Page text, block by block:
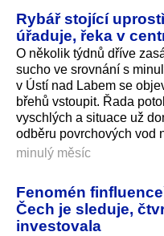
Rybář stojící
úřaduje, řeka v
O několik týdnů dříve
sucho ve srovnání s
v Ústí nad Labem se
břehů vstoupit. Řada
vyschlých a situace už
odběru povrchových vod
minulý měsíc
Fenomén
Čech je sleduje,
investovala